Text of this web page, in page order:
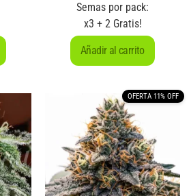
Semas por pack:
x3 + 2 Gratis!
Añadir al carrito
OFERTA 11% OFF